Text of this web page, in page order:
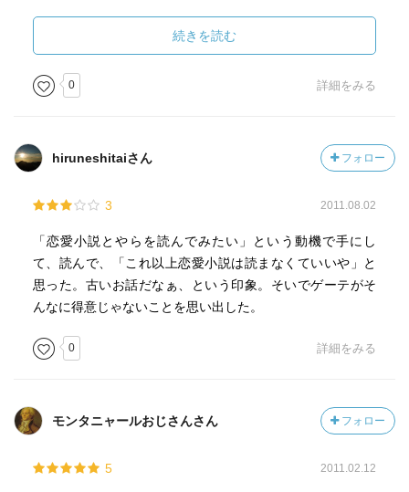
ド・ボーイ」だ…。懐かしい。
続きを読む
0 詳細をみる
hiruneshitaiさん フォロー
3 2011.08.02
「恋愛小説とやらを読んでみたい」という動機で手にし
て、読んで、「これ以上恋愛小説は読まなくていいや」と
思った。古いお話だなぁ、という印象。そいでゲーテがそ
んなに得意じゃないことを思い出した。
0 詳細をみる
モンタニャールおじさんさん フォロー
5 2011.02.12